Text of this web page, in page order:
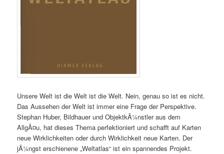
Unsere Welt ist die Welt ist die Welt. Nein, genau so ist es nicht.
Das Aussehen der Welt ist immer eine Frage der Perspektive.
Stephan Huber, Bildhauer und ObjektkÃ¼nstler aus dem
AllgÃ¤u, hat dieses Thema perfektioniert und schafft auf Karten
neue Wirklichkeiten oder durch Wirklichkeit neue Karten. Der
jÃ¼ngst erschienene „Weltatlas“ ist ein spannendes Projekt.